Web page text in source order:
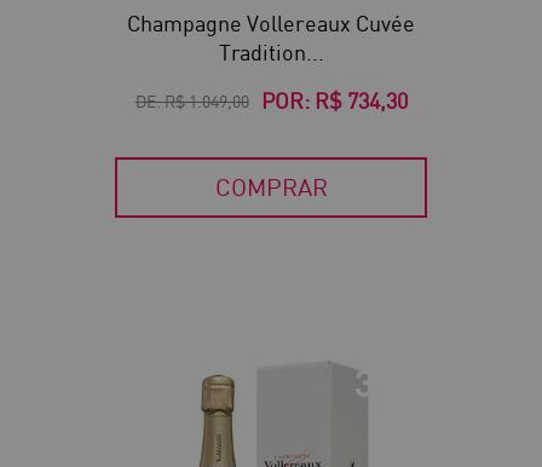
Champagne Vollereaux Cuvée
Tradition...
DE:R$ 1.049,00 POR: R$ 734,30
COMPRAR
30